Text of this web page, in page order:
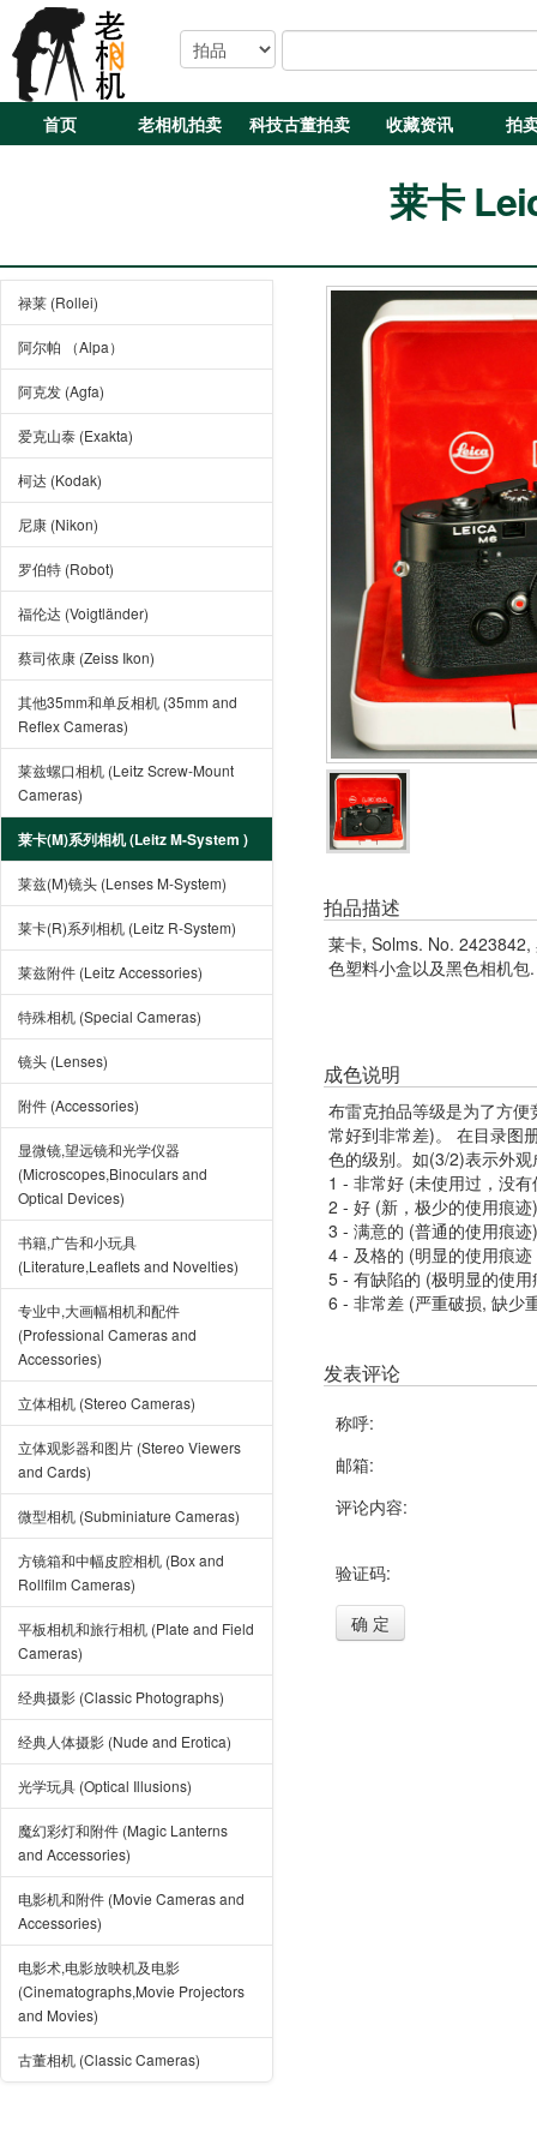
首页 老相机拍卖 科技古董拍卖 收藏资讯 拍
莱卡
禄莱 (Rollei)
阿尔帕 （Alpa）
阿克发 (Agfa)
爱克山泰 (Exakta)
柯达 (Kodak)
尼康 (Nikon)
罗伯特 (Robot)
福伦达 (Voigtländer)
蔡司依康 (Zeiss Ikon)
其他35mm和单反相机 (35mm and
Reflex Cameras)
莱兹螺口相机 (Leitz Screw-Mount
Cameras)
莱卡(M)系列相机 (Leitz M-System )
莱兹(M)镜头 (Lenses M-System)
莱卡(R)系列相机 (Leitz R-System)
莱兹附件 (Leitz Accessories)
特殊相机 (Special Cameras)
镜头 (Lenses)
附件 (Accessories)
显微镜,望远镜和光学仪器
(Microscopes,Binoculars and
Optical Devices)
书籍,广告和小玩具
(Literature,Leaflets and Novelties)
专业中,大画幅相机和配件
(Professional Cameras and
Accessories)
立体相机 (Stereo Cameras)
立体观影器和图片 (Stereo Viewers
and Cards)
微型相机 (Subminiature Cameras)
方镜箱和中幅皮腔相机 (Box and
Rollfilm Cameras)
平板相机和旅行相机 (Plate and Field
Cameras)
经典摄影 (Classic Photographs)
经典人体摄影 (Nude and Erotica)
光学玩具 (Optical Illusions)
魔幻彩灯和附件 (Magic Lanterns
and Accessories)
电影机和附件 (Movie Cameras and
Accessories)
电影术,电影放映机及电影
(Cinematographs,Movie Projectors
and Movies)
古董相机 (Classic Cameras)
拍品描述
莱卡, Solms. No.
色塑料小盒以及黑色相机
成色说明
布雷克拍品等级是为了方
常好到非常差)。 在目录图
色的级别。如(3/2)表示外
1 - 非常好 (未使用过，没
2 - 好 (新，极少的使用痕迹)
3 - 满意的 (普通的使用痕迹)
4 - 及格的 (明显的使用痕
5 - 有缺陷的 (极明显的使
6 - 非常差 (严重破损, 缺少
发表评论
称呼:
邮箱:
评论内容:
验证码:
确 定